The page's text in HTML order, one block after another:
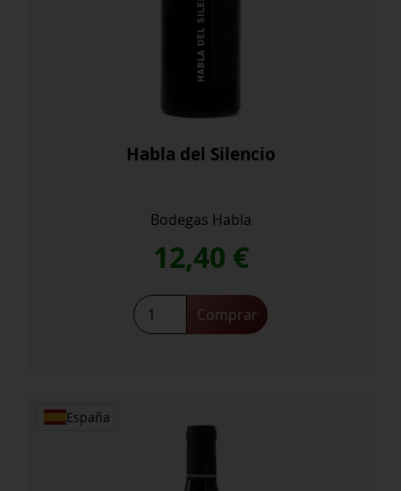
Habla del Silencio
Bodegas Habla
12,40 €
Habla
del
Comprar
España